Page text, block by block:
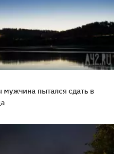
пытался сдать в